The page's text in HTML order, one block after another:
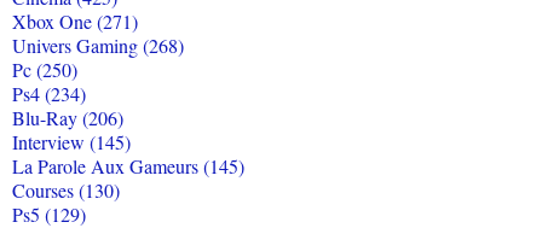
Xbox One (271)
Univers Gaming (268)
Pc (250)
Ps4 (234)
Blu-Ray (206)
Interview (145)
La Parole Aux Gameurs (145)
Courses (130)
Ps5 (129)